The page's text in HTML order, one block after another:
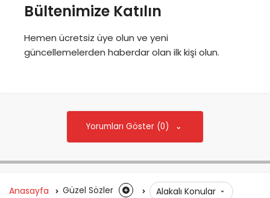
Bültenimize Katılın
Hemen ücretsiz üye olun ve yeni
güncellemelerden haberdar olan ilk kişi olun.
Yorumları Göster (0)
Anasayfa Güzel Sözler Alakalı Konular